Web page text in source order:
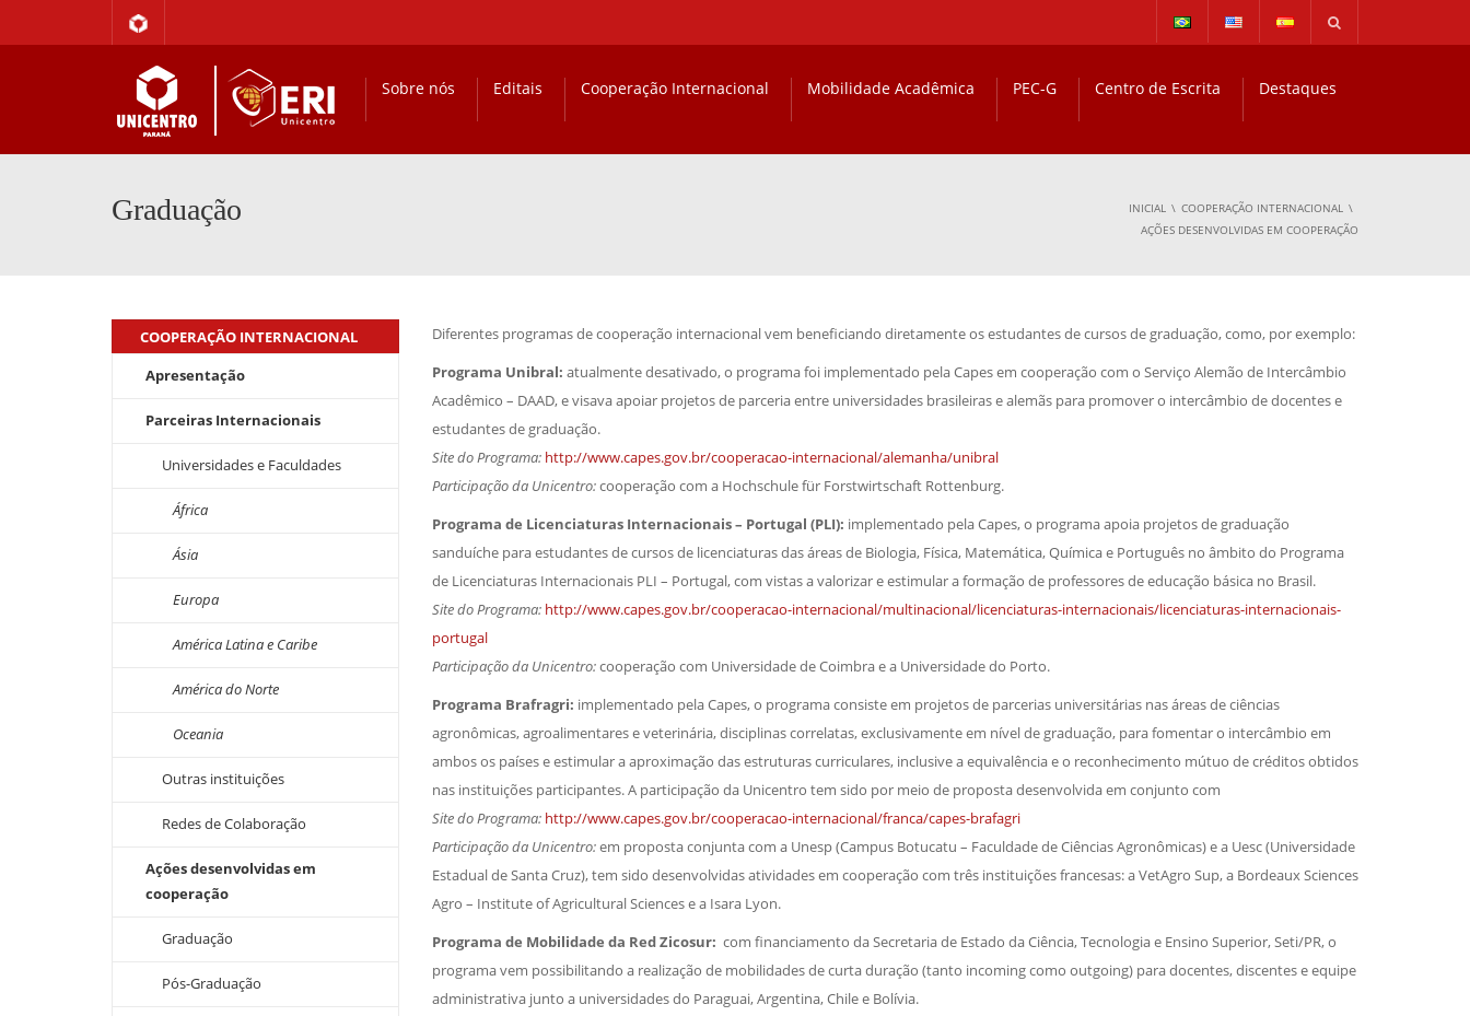
Sobre nós Editais Cooperação Internacional Mobilidade Acadêmica PEC-G Centro de Escrita Destaques
Graduação INICIAL
COOPERAÇÃO INTERNACIONAL
AÇÕES DESENVOLVIDAS EM COOPERAÇÃO
Diferentes programas de cooperação internacional vem beneficiando diretamente os estudantes de cursos de graduação, como, por exemplo:
Programa Unibral: atualmente desativado, o programa foi implementado pela Capes em cooperação com o Serviço Alemão de Intercâmbio
Acadêmico – DAAD, e visava apoiar projetos de parceria entre universidades brasileiras e alemãs para promover o intercâmbio de docentes e
estudantes de graduação.
Site do Programa: http://www.capes.gov.br/cooperacao-internacional/alemanha/unibral
Participação da Unicentro:cooperação com a Hochschule für Forstwirtschaft Rottenburg.
Programa de Licenciaturas Internacionais – Portugal (PLI): implementado pela Capes, o programa apoia projetos de graduação
sanduíche para estudantes de cursos de licenciaturas das áreas de Biologia, Física, Matemática, Química e Português no âmbito do Programa
de Licenciaturas Internacionais PLI – Portugal, com vistas a valorizar e estimular a formação de professores de educação básica no Brasil.
Site do Programa: http://www.capes.gov.br/cooperacao-internacional/multinacional/licenciaturas-internacionais/licenciaturas-internacionais-
portugal
Participação da Unicentro:cooperação com Universidade de Coimbra e a Universidade do Porto.
Programa Brafragri: implementado pela Capes, o programa consiste em projetos de parcerias universitárias nas áreas de ciências
agronômicas, agroalimentares e veterinária, disciplinas correlatas, exclusivamente em nível de graduação, para fomentar o intercâmbio em
ambos os países e estimular a aproximação das estruturas curriculares, inclusive a equivalência e o reconhecimento mútuo de créditos obtidos
nas instituições participantes. A participação da Unicentro tem sido por meio de proposta desenvolvida em conjunto com
Site do Programa: http://www.capes.gov.br/cooperacao-internacional/franca/capes-brafagri
Participação da Unicentro:em proposta conjunta com a Unesp (Campus Botucatu – Faculdade de Ciências Agronômicas) e a Uesc (Universidade
Estadual de Santa Cruz), tem sido desenvolvidas atividades em cooperação com três instituições francesas: a VetAgro Sup, a Bordeaux Sciences
Agro – Institute of Agricultural Sciences e a Isara Lyon.
Programa de Mobilidade da Red Zicosur: com financiamento da Secretaria de Estado da Ciência, Tecnologia e Ensino Superior, Seti/PR, o
programa vem possibilitando a realização de mobilidades de curta duração (tanto incoming como outgoing) para docentes, discentes e equipe
administrativa junto a universidades do Paraguai, Argentina, Chile e Bolívia.
COOPERAÇÃO INTERNACIONAL
Apresentação
Parceiras Internacionais
Universidades e Faculdades
África
Ásia
Europa
América Latina e Caribe
América do Norte
Oceania
Outras instituições
Redes de Colaboração
Ações desenvolvidas em
cooperação
Graduação
Pós-Graduação